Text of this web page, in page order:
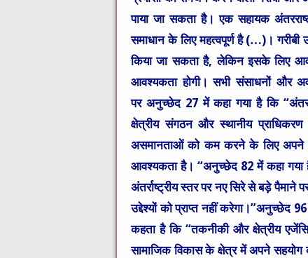
पाया जा सकता है। एक सहायक
समाधान के लिए महत्वपूर्ण है (…)। गरीबी
किया जा सकता है, लेकिन इसके लिए
आवश्यकता होगी। सभी संसाधनों और
पर अनुच्छेद 27 में कहा गया है कि
क्षेत्रीय संगठन और स्थानीय
असमानताओं को कम करने के लिए अपने
आवश्यकता है। “अनुच्छेद 82 में कहा गया
अंतर्राष्ट्रीय स्तर पर नए सिरे से बड़े
उद्देश्यों को प्राप्त नहीं
कहता है कि “तकनीकी और क्षेत्रीय
सामाजिक विकास के क्षेत्र में अपने